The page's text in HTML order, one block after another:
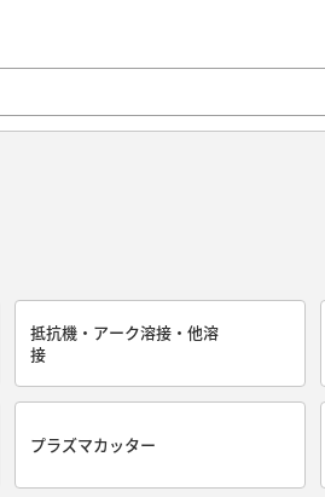
抵抗機・アーク溶接・他溶
接
プラズマカッター